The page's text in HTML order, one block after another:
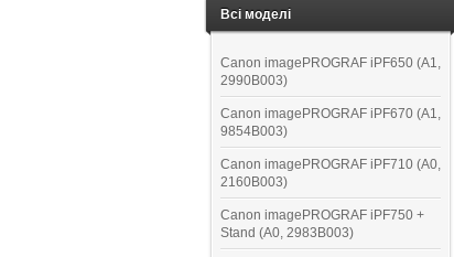
Всі моделі
Canon imagePROGRAF iPF650 (A1,
2990B003)
Canon imagePROGRAF iPF670 (A1,
9854B003)
Canon imagePROGRAF iPF710 (A0,
2160B003)
Canon imagePROGRAF iPF750 +
Stand (A0, 2983B003)